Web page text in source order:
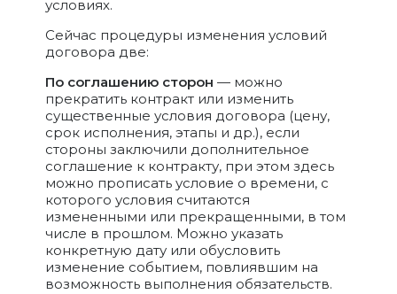
условиях.
Сейчас процедуры изменения условий
договора две:
По соглашению сторон — можно
прекратить контракт или изменить
существенные условия договора (цену,
срок исполнения, этапы и др.), если
стороны заключили дополнительное
соглашение к контракту, при этом здесь
можно прописать условие о времени, с
которого условия считаются
измененными или прекращенными, в том
числе в прошлом. Можно указать
конкретную дату или обусловить
изменение событием, повлиявшим на
возможность выполнения обязательств.